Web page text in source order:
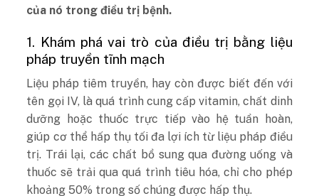
của nó trong điều trị bệnh.
1. Khám phá vai trò của điều trị bằng liệu
pháp truyền tĩnh mạch
Liệu pháp tiêm truyền, hay còn được biết đến với
tên gọi IV, là quá trình cung cấp vitamin, chất dinh
dưỡng hoặc thuốc trực tiếp vào hệ tuần hoàn,
giúp cơ thể hấp thụ tối đa lợi ích từ liệu pháp điều
trị. Trái lại, các chất bổ sung qua đường uống và
thuốc sẽ trải qua quá trình tiêu hóa, chỉ cho phép
khoảng 50% trong số chúng được hấp thụ.